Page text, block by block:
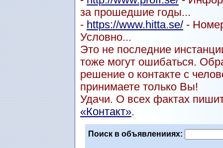
за прошедшие годы...
- https://www.hitta.se/ -
Условно...
Это не последние
тоже могут ошибаться.
решение о контакте с
принимаете только Вы!
Удачи. О всех фактах
«Контакт».
Поиск в объявленииях: